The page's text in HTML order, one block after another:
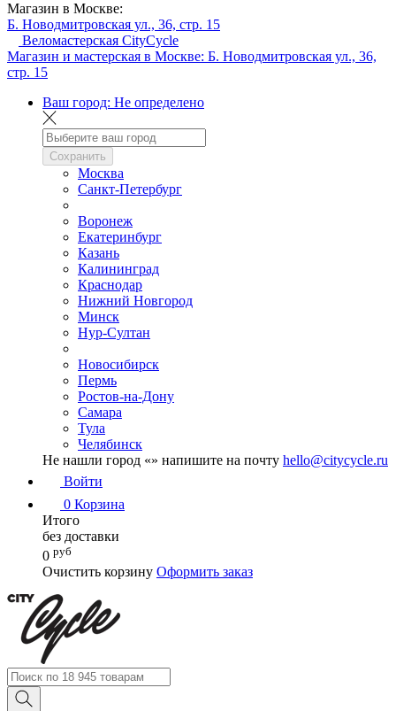
Магазин в Москве:
Б. Новодмитровская ул., 36, стр. 15
Веломастерская CityCycle
Магазин и мастерская в Москве: Б. Новодмитровская ул., 36,
стр. 15
Ваш город: Не определено
Сохранить
Москва
Санкт-Петербург
Воронеж
Екатеринбург
Казань
Калининград
Краснодар
Нижний Новгород
Минск
Нур-Султан
Новосибирск
Пермь
Ростов-на-Дону
Самара
Тула
Челябинск
Не нашли город «» напишите на почту hello@citycycle.ru
Войти
0 Корзина
Итого
без доставки
0 руб
Очистить корзину Оформить заказ